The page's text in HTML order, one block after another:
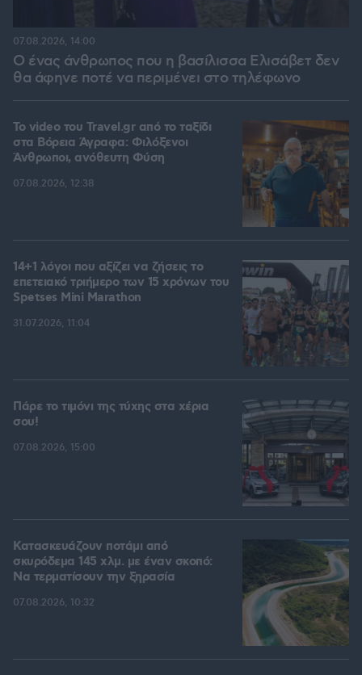
Ο ένας άνθρωπος που η βασίλισσα Ελισάβετ δεν
θα άφηνε ποτέ να περιμένει στο τηλέφωνο
07.08.2026, 14:00
To video του Travel.gr από το ταξίδι
στα Βόρεια Άγραφα: Φιλόξενοι
Άνθρωποι, ανόθευτη Φύση
07.08.2026, 12:38
14+1 λόγοι που αξίζει να ζήσεις το
επετειακό τριήμερο των 15 χρόνων του
Spetses Mini Marathon
31.07.2026, 11:04
Πάρε το τιμόνι της τύχης στα χέρια
σου!
07.08.2026, 15:00
Κατασκευάζουν ποτάμι από
σκυρόδεμα 145 χλμ. με έναν σκοπό:
Να τερματίσουν την ξηρασία
07.08.2026, 10:32